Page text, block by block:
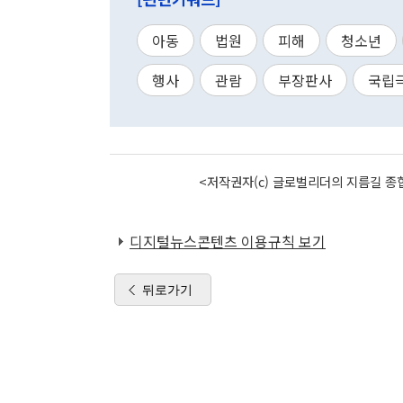
아동 법원 피해
청소년
행사
관람 부장판사 국립
<저작권자(c) 글로벌리더의 지름길
디지털뉴스콘텐츠 이용규칙 보기
뒤로가기